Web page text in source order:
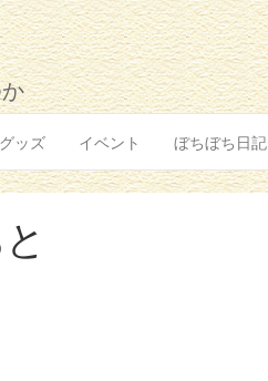
グッズ イベント ぼちぼち日記